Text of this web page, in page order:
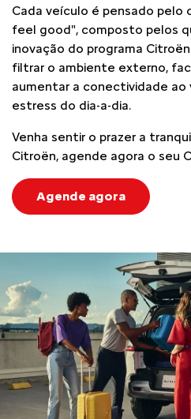
Cada veículo é pensado
feel good", composto pelos
inovação do programa
filtrar o ambiente externo,
aumentar a conectividade ao
estress do dia-a-dia.
Venha sentir o prazer a
Citroën, agende agora o seu
Agende agora